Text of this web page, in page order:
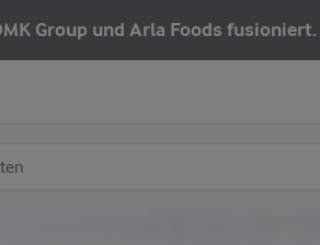
Group und Arla Foods fusioniert.